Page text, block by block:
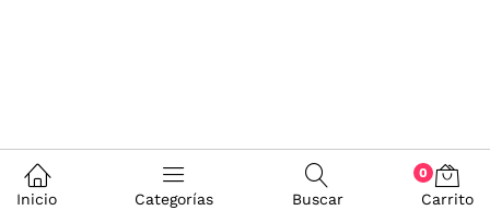
Inicio Categorías Buscar
0
Carrito